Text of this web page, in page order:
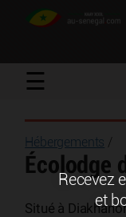
☰
Hébergements /
Écolodge
Situé à
Recevez
et